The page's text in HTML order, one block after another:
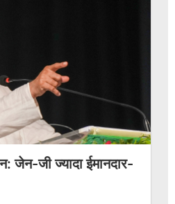
जेन-जी ज्यादा ईमानदार-